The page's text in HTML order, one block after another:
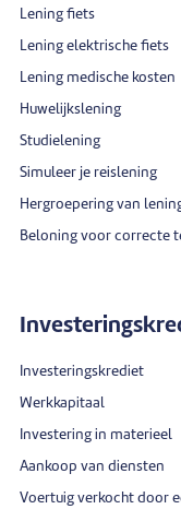
Lening fiets
Lening elektrische fiets
Lening medische kosten
Huwelijkslening
Studielening
Simuleer je reislening
Hergroepering van
Beloning voor correcte
Investeringskrediet
Werkkapitaal
Investering in materieel
Aankoop van diensten
Voertuig verkocht door